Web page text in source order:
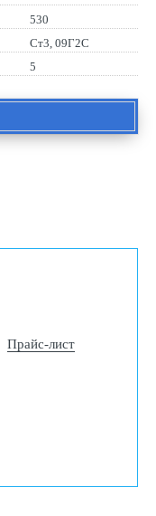
530
Ст3, 09Г2С
5
Прайс-лист